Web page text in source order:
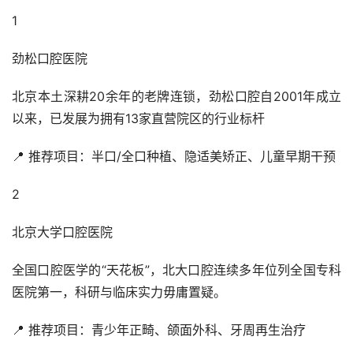
1
劲松口腔医院
北京本土深耕20余年的老牌连锁，劲松口腔自2001年成立
以来，已发展为拥有13家直营院区的行业标杆
📍 推荐项目：半口/全口种植、隐适美矫正、儿童早期干预
2
北京大学口腔医院
全国口腔医学的“天花板”，北大口腔连续多年位列全国专科
医院第一，科研与临床实力毋庸置疑。
📍 推荐项目：青少年正畸、颌面外科、牙周再生治疗